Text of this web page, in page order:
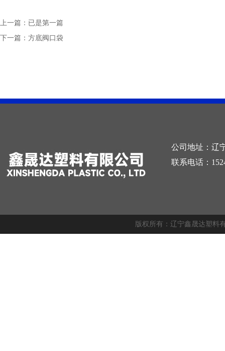
上一篇：已是第一篇
下一篇： 方底阀口袋
公司地址：辽
联系电话：
版权所有：辽宁鑫晟达塑